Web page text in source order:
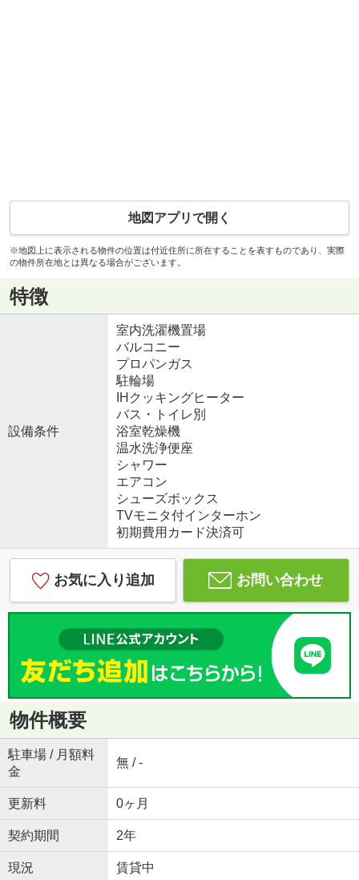
地図アプリで開く
※地図上に表示される物件の位置は付近住所に所在することを表すものであり、実際
の物件所在地とは異なる場合がございます。
特徴
設備条件
室内洗濯機置場
バルコニー
プロパンガス
駐輪場
IHクッキングヒーター
バス・トイレ別
浴室乾燥機
温水洗浄便座
シャワー
エアコン
シューズボックス
TVモニタ付インターホン
初期費用カード決済可
お気に入り追加 お問い合わせ
物件概要
駐車場 / 月額料
金
無 / -
更新料 0ヶ月
契約期間 2年
現況 賃貸中